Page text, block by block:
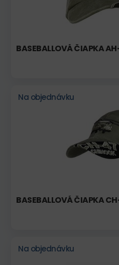
BASEBALLOVÁ ČIAPKA
Na objednávku
BASEBALLOVÁ ČIAPKA
Na objednávku